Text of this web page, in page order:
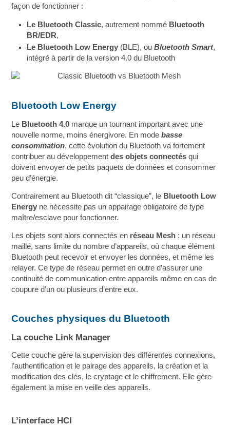
façon de fonctionner :
Le Bluetooth Classic, autrement nommé Bluetooth
BR/EDR,
Le Bluetooth Low Energy (BLE), ouBluetooth Smart,
intégré à partir de la version 4.0 du Bluetooth
Bluetooth Low Energy
Le Bluetooth 4.0 marque un tournant important avec une
nouvelle norme, moins énergivore. En modebasse
consommation, cette évolution du Bluetooth va fortement
contribuer au développementdes objets connectés qui
doivent envoyer de petits paquets de données et consommer
peu d’énergie.
Contrairement au Bluetooth dit “classique”, le Bluetooth Low
Energy ne nécessite pas un appairage obligatoire de type
maître/esclave pour fonctionner.
Les objets sont alors connectés en réseau Mesh : un réseau
maillé, sans limite du nombre d’appareils, où chaque élément
Bluetooth peut recevoir et envoyer les données, et même les
relayer. Ce type de réseau permet en outre d’assurer une
continuité de communication entre appareils même en cas de
coupure d’un ou plusieurs d’entre eux.
Couches physiques du Bluetooth
La couche Link Manager
Cette couche gère la supervision des différentes connexions,
l’authentification et le pairage des appareils, la création et la
modification des clés, le cryptage et le chiffrement. Elle gère
également la mise en veille des appareils.
L’interface HCI